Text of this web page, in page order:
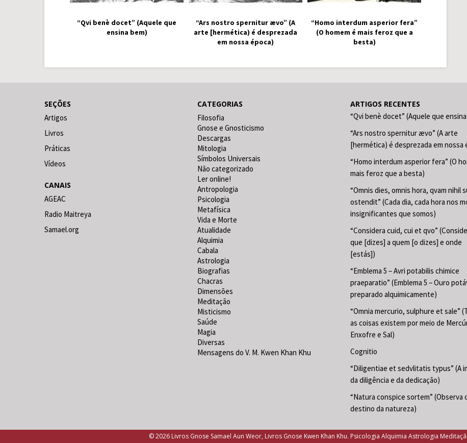
“Qvi benè docet” (Aquele que
ensina bem)
“Ars nostro spernitur ævo” (A
arte [hermética) é desprezada
em nossa época)
“Homo interdum asperior fera”
(O homem é mais feroz que a
besta)
SEÇÕES
Artigos
Livros
Práticas
Vídeos
CANAIS
AGEAC
Radio Maitreya
Samael.org
CATEGORIAS
Filosofia
Gnose e Gnosticismo
Descargas
Mitologia
Símbolos Universais
Não categorizado
Ler online!
Antropologia
Psicologia
Metafísica
Vida e Morte
Atualidade
Alquimia
Cabala
Astrologia
Biografias
Chacras
Dimensões
Meditação
Misticismo
Saúde
Magia
Diversas
Mensagens do V. M. Kwen Khan Khu
ARTIGOS RECENTES
“Qvi benè docet” (Aquele que
“Ars nostro spernitur ævo” (A arte
[hermética) é desprezada em nossa
“Homo interdum asperior fera” (O
mais feroz que a besta)
“Omnis dies, omnis hora, qvam nihil
ostendit” (Cada dia, cada hora nos
insignificantes que somos)
“Considera cuid, cui et qvo”
que [dizes] a quem [o dizes] e onde
[estás])
“Emblema 5 – Avri potabilis chimice
praeparatio” (Emblema 5 – Ouro
preparado alquimicamente)
“Omnia mercurio, sulphure et sale”
as coisas existem por meio de
Enxofre e Sal)
Cognitio
“Diligentiae et sedvlitatis typus” (A
da diligência e da dedicação)
“Natura conspice sortem” (Observa
destino da natureza)
© 2026 Livros Gnose Samael Aun Weor, Livros Gnose Kwen Khan Khu. Psicologia Alquimia Astrologia